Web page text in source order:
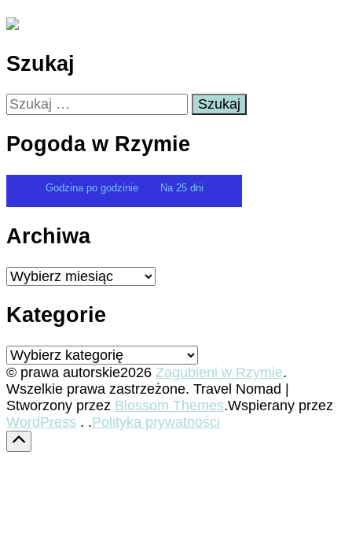
Szukaj
Szukaj:
Pogoda w Rzymie
Godzina po godzinie Na 25 dni
Archiwa
Archiwa
Kategorie
Kategorie
© prawa autorskie2026 Zagubieni w Rzymie.
Wszelkie prawa zastrzeżone. Travel Nomad |
Stworzony przez Blossom Themes.Wspierany przez
WordPress . .Polityka prywatności